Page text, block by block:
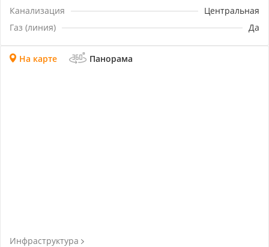
Канализация
Центральная
Газ (линия)
Да
На карте Панорама
Инфраструктура